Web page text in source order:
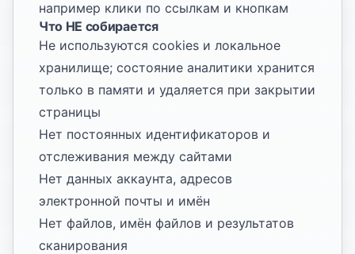
например клики по ссылкам и кнопкам
Что НЕ собирается
Не используются cookies и локальное
хранилище; состояние аналитики хранится
только в памяти и удаляется при закрытии
страницы
Нет постоянных идентификаторов и
отслеживания между сайтами
Нет данных аккаунта, адресов
электронной почты и имён
Нет файлов, имён файлов и результатов
сканирования